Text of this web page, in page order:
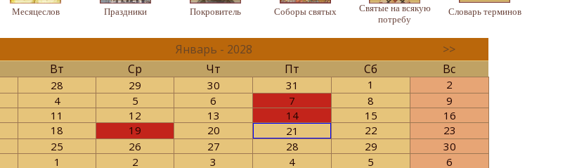
Месяцеслов Праздники Покровитель Соборы святых
Святые на всякую
потребу
Словарь терминов
Январь - 2028
>>
Вт Ср Чт Пт Сб Вс
28 29 30 31 1
2
4 5 6 7 8
9
11 12 13 14 15
16
18 19 20 21 22
23
25 26 27 28 29
30
1 2 3 4 5 6